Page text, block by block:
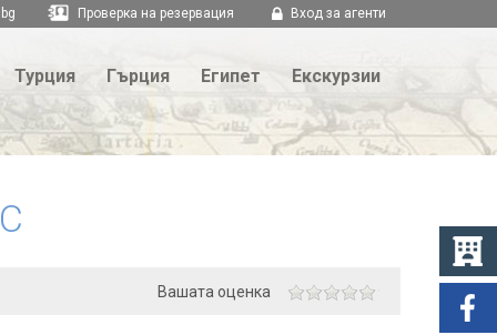
Проверка на резервация Вход за агенти
Турция Гърция Египет Екскурзии
Вашата оценка